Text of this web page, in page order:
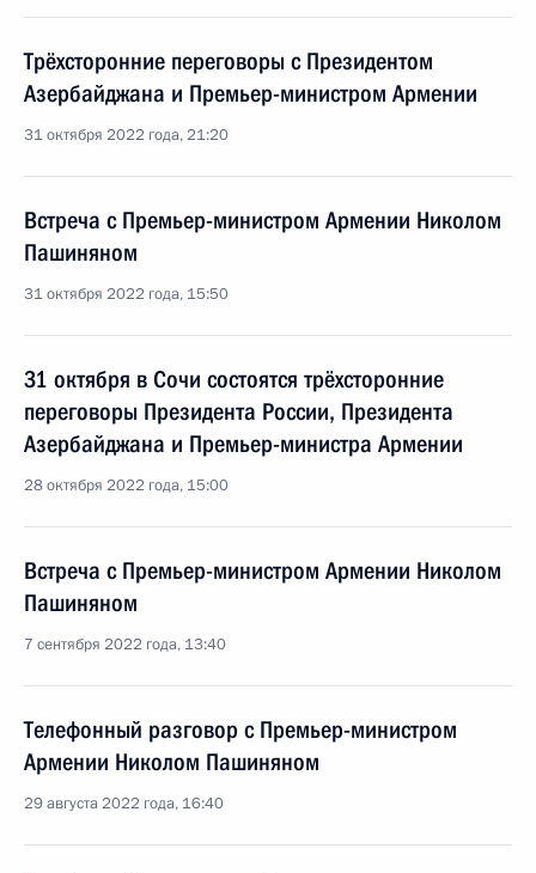
Трёхсторонние переговоры с Президентом
Азербайджана и Премьер-министром Армении
31 октября 2022 года, 21:20
Встреча с Премьер-министром Армении Николом
Пашиняном
31 октября 2022 года, 15:50
31 октября в Сочи состоятся трёхсторонние
переговоры Президента России, Президента
Азербайджана и Премьер-министра Армении
28 октября 2022 года, 15:00
Встреча с Премьер-министром Армении Николом
Пашиняном
7 сентября 2022 года, 13:40
Телефонный разговор с Премьер-министром
Армении Николом Пашиняном
29 августа 2022 года, 16:40